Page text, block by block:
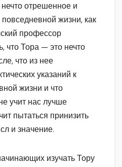
отрешенное и
жизни, как
профессор
что Тора — это нечто
что из нее
указаний к
жизни и что
учит нас лучше
пытаться принизить
и значение.
изучать Тору